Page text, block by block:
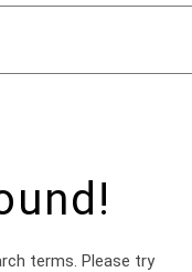
terms. Please try